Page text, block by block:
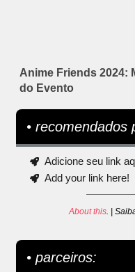
Anime Friends 2024:
do Evento
• recomendados
Adicione seu link
Add your link here!
About this. |
• parceiros: